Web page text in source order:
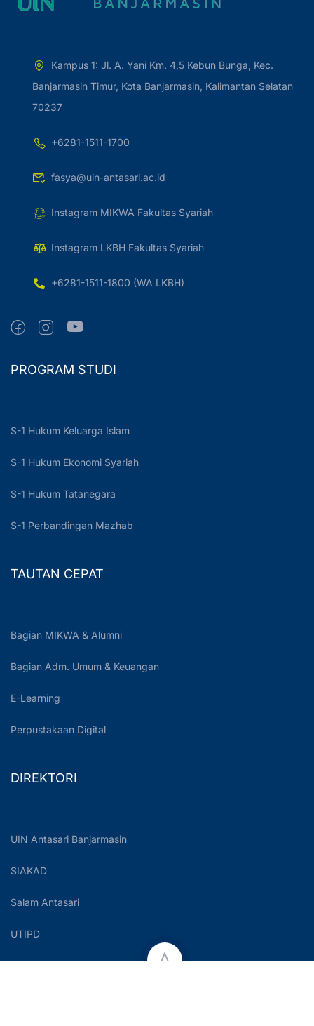
Kampus 1: Jl. A. Yani Km. 4,5 Kebun Bunga, Kec.
Banjarmasin Timur, Kota Banjarmasin, Kalimantan Selatan
70237
+6281-1511-1700
fasya@uin-antasari.ac.id
Instagram MIKWA Fakultas Syariah
Instagram LKBH Fakultas Syariah
+6281-1511-1800 (WA LKBH)
PROGRAM STUDI
S-1 Hukum Keluarga Islam
S-1 Hukum Ekonomi Syariah
S-1 Hukum Tatanegara
S-1 Perbandingan Mazhab
TAUTAN CEPAT
Bagian MIKWA & Alumni
Bagian Adm. Umum & Keuangan
E-Learning
Perpustakaan Digital
DIREKTORI
UIN Antasari Banjarmasin
SIAKAD
Salam Antasari
UTIPD